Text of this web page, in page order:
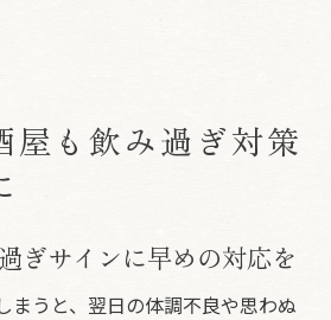
屋も飲み過ぎ対策
ぎサインに早めの対応を
まうと、翌日の体調不良や思わぬ